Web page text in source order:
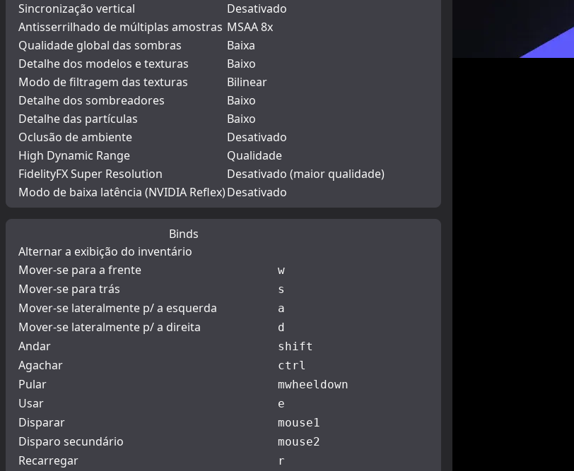
Sincronização vertical
Desativado
Antisserrilhado de múltiplas amostras MSAA 8x
Qualidade global das sombras
Baixa
Detalhe dos modelos e texturas
Baixo
Modo de filtragem das texturas
Bilinear
Detalhe dos sombreadores
Baixo
Detalhe das partículas
Baixo
Oclusão de ambiente
Desativado
High Dynamic Range
Qualidade
FidelityFX Super Resolution
Desativado (maior qualidade)
Modo de baixa latência (NVIDIA Reflex)Desativado
Binds
Alternar a exibição do inventário
Mover-se para a frente
w
Mover-se para trás s
Mover-se lateralmente p/ a esquerda a
Mover-se lateralmente p/ a direita d
Andar shift
Agachar ctrl
Pular mwheeldown
Usar e
Disparar mouse1
Disparo secundário mouse2
Recarregar r